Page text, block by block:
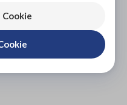
ASSORBENDO
E SENSIBILITÀ DELL'